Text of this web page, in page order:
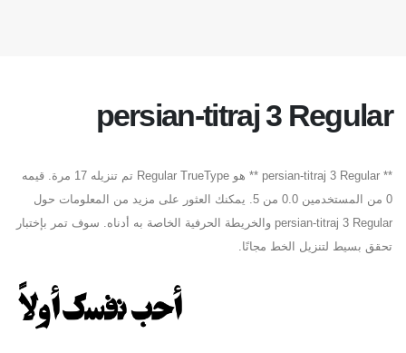
persian-titraj 3 Regular
** persian-titraj 3 Regular ** هو Regular TrueType تم تنزيله 17 مرة. قيمه
0 من المستخدمين 0.0 من 5. يمكنك العثور على مزيد من المعلومات حول
persian-titraj 3 Regular والخريطة الحرفية الخاصة به أدناه. سوف تمر بإختبار
تحقق بسيط لتنزيل الخط مجانًا.